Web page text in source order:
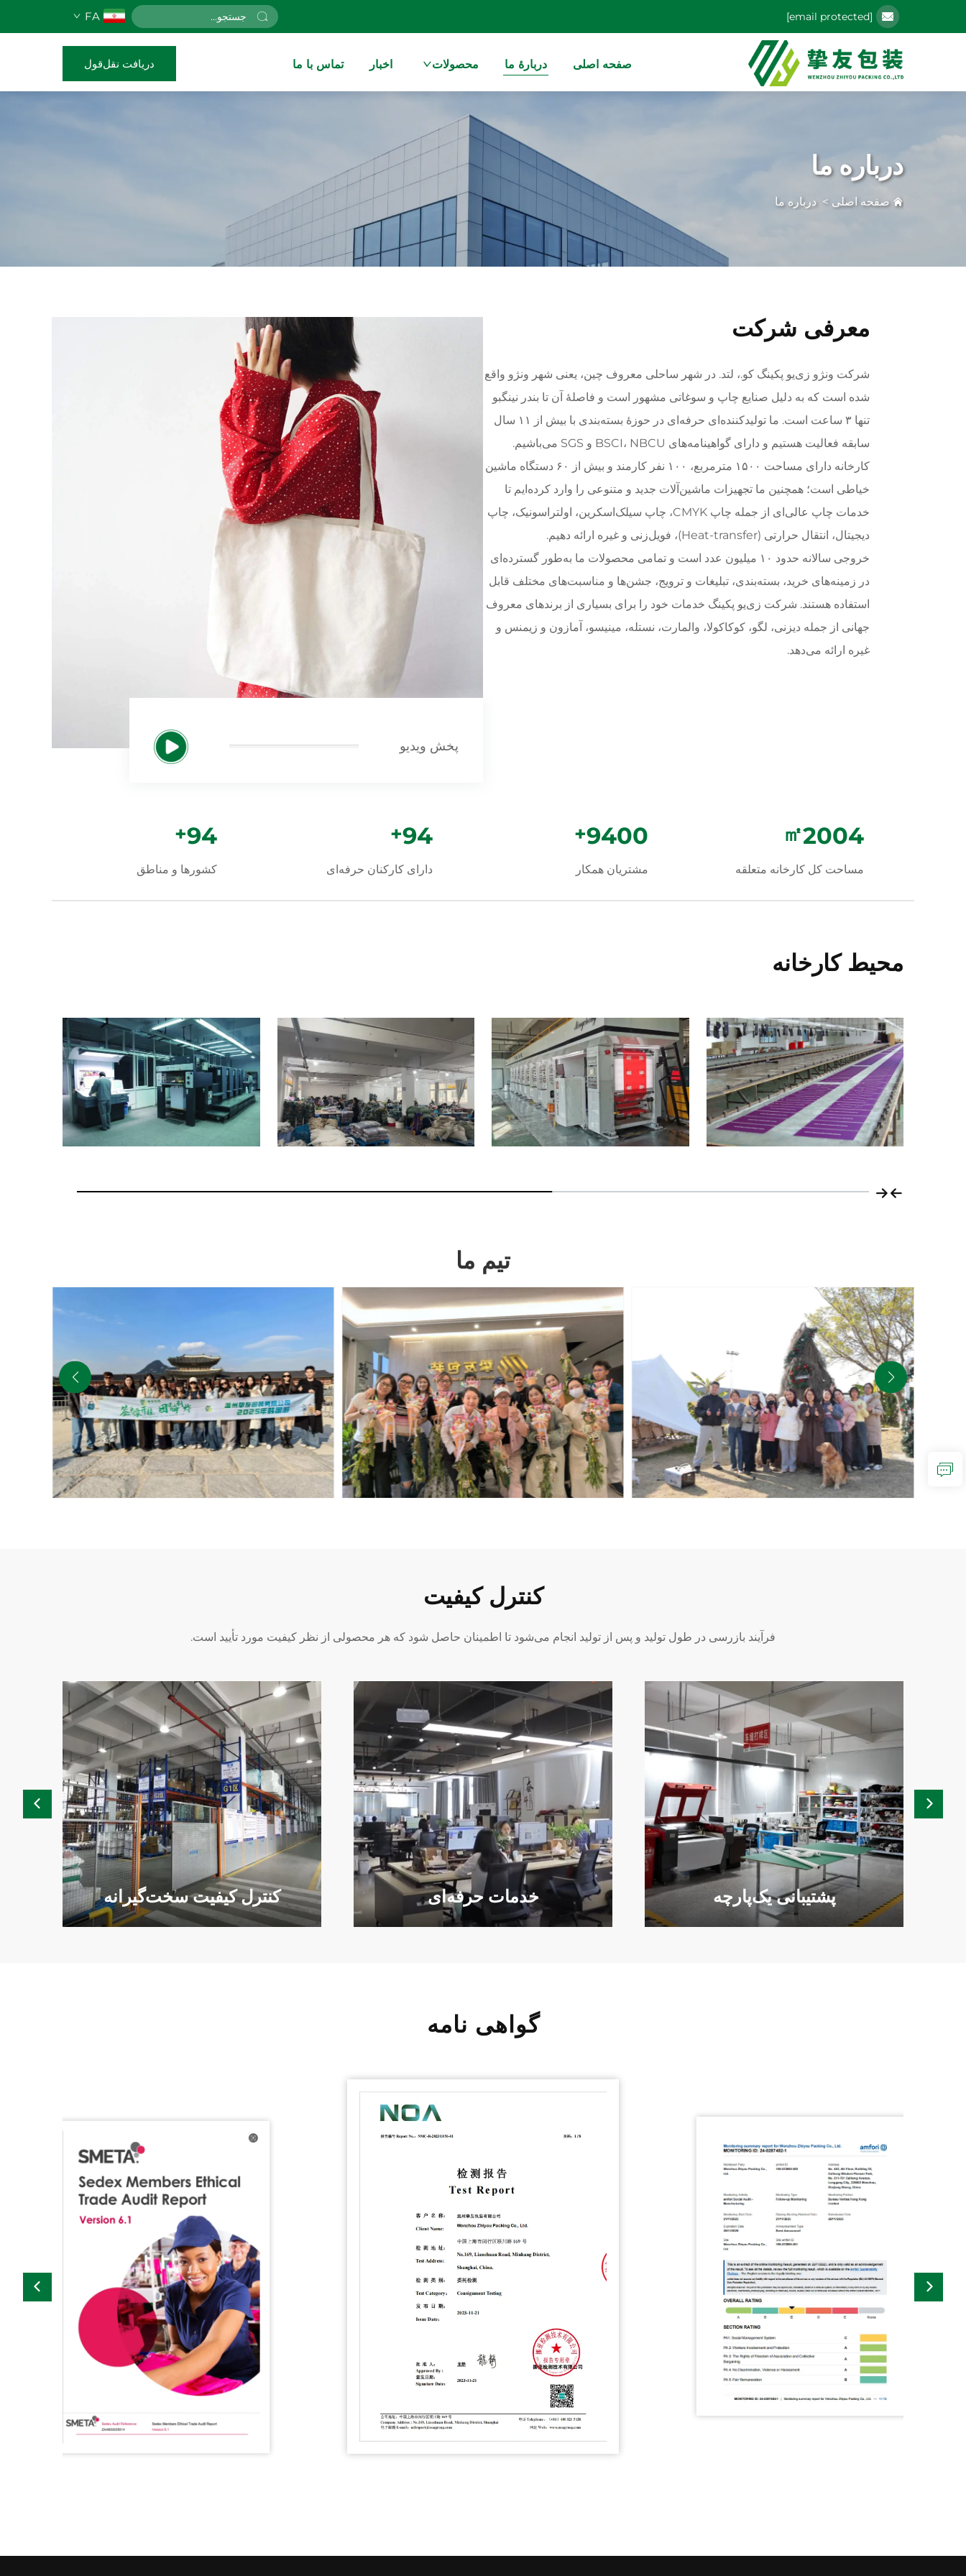
[email protected]
FA
صفحه اصلی دربارهٔ ما محصولات اخبار تماس با ما دریافت نقل‌قول
درباره ما
صفحه اصلی >درباره ما
معرفی شرکت
شرکت ونژو زی‌یو پکینگ کو.، لتد. در شهر ساحلی معروف چین، یعنی شهر ونژو واقع
شده است که به دلیل صنایع چاپ و سوغاتی مشهور است و فاصلهٔ آن تا بندر نینگبو
تنها ۳ ساعت است. ما تولیدکننده‌ای حرفه‌ای در حوزهٔ بسته‌بندی با بیش از ۱۱ سال
سابقه فعالیت هستیم و دارای گواهینامه‌های BSCI، NBCU و SGS می‌باشیم.
کارخانه دارای مساحت ۱۵۰۰ مترمربع، ۱۰۰ نفر کارمند و بیش از ۶۰ دستگاه ماشین
خیاطی است؛ همچنین ما تجهیزات ماشین‌آلات جدید و متنوعی را وارد کرده‌ایم تا
خدمات چاپ عالی‌ای از جمله چاپ CMYK، چاپ سیلک‌اسکرین، اولتراسونیک، چاپ
دیجیتال، انتقال حرارتی (Heat-transfer)، فویل‌زنی و غیره ارائه دهیم.
خروجی سالانه حدود ۱۰ میلیون عدد است و تمامی محصولات ما به‌طور گسترده‌ای
در زمینه‌های خرید، بسته‌بندی، تبلیغات و ترویج، جشن‌ها و مناسبت‌های مختلف قابل
استفاده هستند. شرکت زی‌یو پکینگ خدمات خود را برای بسیاری از برندهای معروف
جهانی از جمله دیزنی، لگو، کوکاکولا، والمارت، نستله، مینیسو، آمازون و زیمنس و
غیره ارائه می‌دهد.
پخش ویدیو
2132
㎡
مساحت کل کارخانه متعلقه
10000
+
مشتریان همکار
100
+
دارای کارکنان حرفه‌ای
100
+
کشورها و مناطق
محیط کارخانه
تیم ما
کنترل کیفیت
فرآیند بازرسی در طول تولید و پس از تولید انجام می‌شود تا اطمینان حاصل شود که هر محصولی از نظر کیفیت مورد تأیید است.
پشتیبانی یک‌پارچه خدمات حرفه‌ای کنترل کیفیت سخت‌گیرانه
گواهی نامه